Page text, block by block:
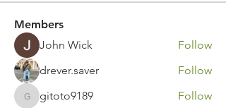
Members
John Wick
Follow
drever.saver
Follow
gitoto9189
gitoto9189
Follow